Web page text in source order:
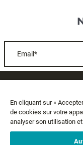
Email*
A PROPOS
MENTIONS
En cliquant sur «
de cookies sur votre
analyser son utilisation